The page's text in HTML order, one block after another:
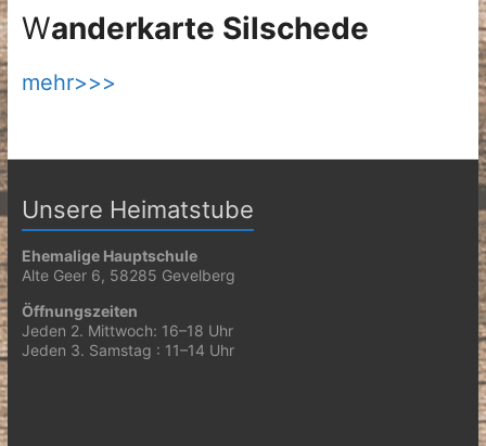
Wanderkarte Silschede
mehr>>>
Unsere Heimatstube
Ehemalige Hauptschule
Alte Geer 6, 58285 Gevelberg
Öffnungszeiten
Jeden 2. Mittwoch: 16–18 Uhr
Jeden 3. Samstag : 11–14 Uhr